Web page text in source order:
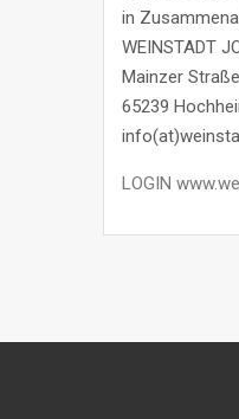
in
WEINSTADT
Mainzer
65239
LOGIN